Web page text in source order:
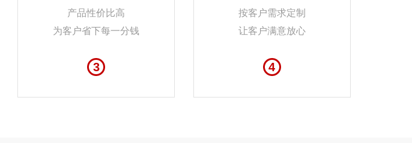
产品性价比高
为客户省下每一分钱
3
按客户需求定制
让客户满意放心
4